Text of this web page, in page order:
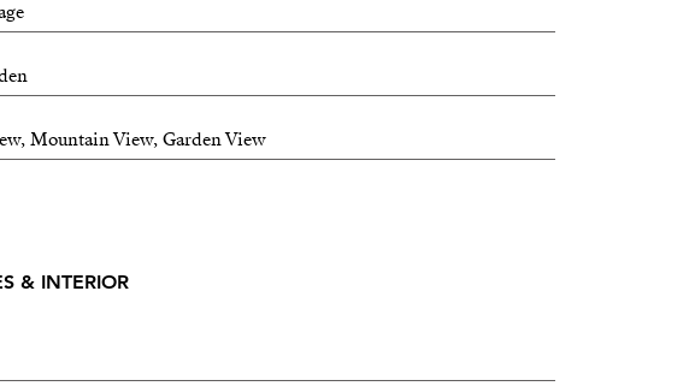
som garanterar dricksvattenkvalitet.
Mountain View, Garden View
& INTERIOR